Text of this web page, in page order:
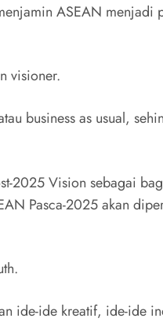
ASEAN menjadi
visioner.
business as usual,
2025 Vision sebagai
Pasca-2025 akan
ide-ide kreatif, ide-ide